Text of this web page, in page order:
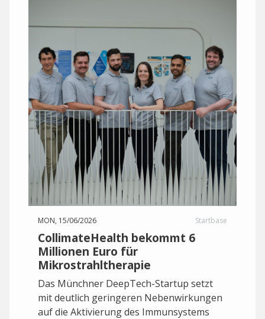
MON, 15/06/2026 Startbase
CollimateHealth bekommt 6
Millionen Euro für
Mikrostrahltherapie
Das Münchner DeepTech-Startup setzt
mit deutlich geringeren Nebenwirkungen
auf die Aktivierung des Immunsystems